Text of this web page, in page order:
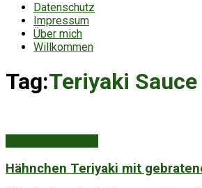
Datenschutz
Impressum
Über mich
Willkommen
Tag:Teriyaki Sauce
Hähnchen Teriyaki mit